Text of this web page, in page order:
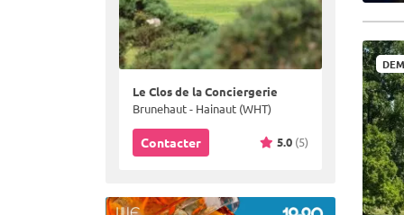
Le Clos de la Conciergerie
Brunehaut - Hainaut (WHT)
Contacter 5.0 (5)